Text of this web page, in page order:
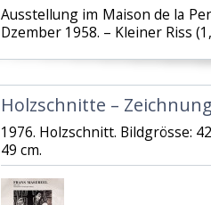
‎Ausstellung im Maison de la
Dzember 1958. – Kleiner Riss
‎Holzschnitte –
‎1976. Holzschnitt. Bildgrösse:
49 cm.‎